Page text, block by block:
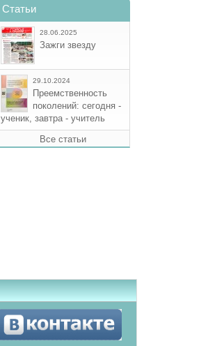
Статьи
28.06.2025
Зажги звезду
29.10.2024
Преемственность
поколений: сегодня -
ученик, завтра - учитель
Все статьи